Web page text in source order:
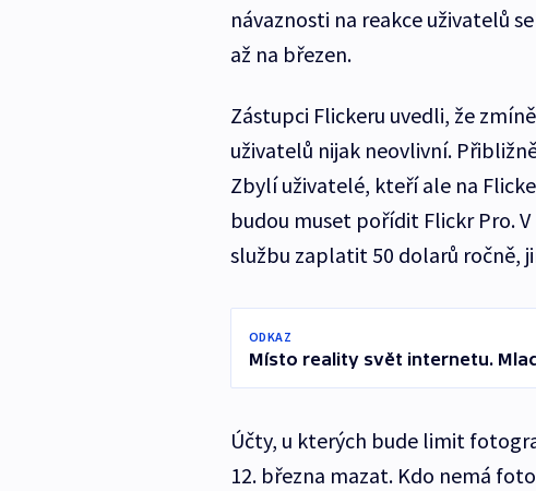
návaznosti na reakce uživatelů
až na březen.
Zástupci Flickeru uvedli, že
uživatelů nijak neovlivní.
Zbylí uživatelé, kteří ale na
budou muset pořídit Flickr Pro.
službu zaplatit 50 dolarů ročně,
ODKAZ
Místo reality svět internetu.
Účty, u kterých bude limit
12. března mazat. Kdo nemá